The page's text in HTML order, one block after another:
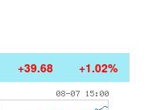
+39.68 +1.02%